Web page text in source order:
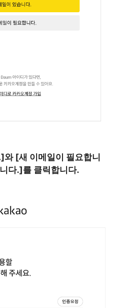
[새 이메일이 필요합니
다.]를 클릭합니다.